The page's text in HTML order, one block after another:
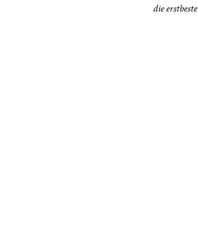
die erstbeste